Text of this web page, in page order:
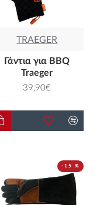
TRAEGER
Γάντια για BBQ
Traeger
39,90€
-15 %